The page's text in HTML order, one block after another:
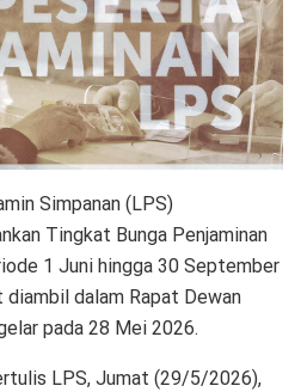
Simpanan (LPS)
Tingkat Bunga Penjaminan
1 Juni hingga 30 September
dalam Rapat Dewan
pada 28 Mei 2026.
LPS, Jumat (29/5/2026),